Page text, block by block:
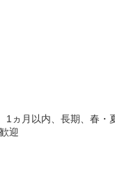
1ヵ月以内、長期、春・
迎